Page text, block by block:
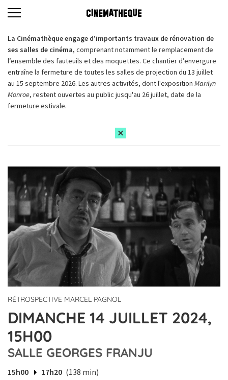
La Cinémathèque engage d’importants travaux de rénovation de
ses salles de cinéma, comprenant notamment le remplacement de
l’ensemble des fauteuils et des moquettes. Ce chantier d’envergure
entraîne la fermeture de toutes les salles de projection du 13 juillet
au 15 septembre 2026. Les autres activités, dont l'exposition Marilyn
Monroe, restent ouvertes au public jusqu'au 26 juillet, date de la
fermeture estivale.
RÉTROSPECTIVE MARCEL PAGNOL
DIMANCHE 14 JUILLET 2024,
15H00
SALLE GEORGES FRANJU
15h00 17h20 (138 min)